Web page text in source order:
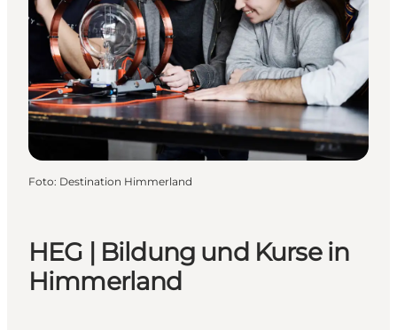
Erlebnisse
Unterkünfte
Reiseplanung
HEG | Bildung und Kurse in
Himmerland
Foto: Destination Himmerland